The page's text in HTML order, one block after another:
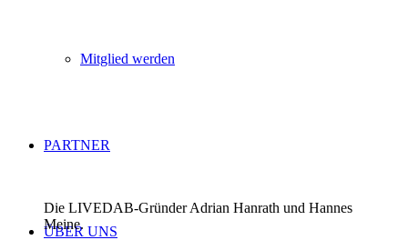
Mitglied werden
PARTNER
ÜBER UNS
Die LIVEDAB-Gründer Adrian Hanrath und Hannes
Meine.